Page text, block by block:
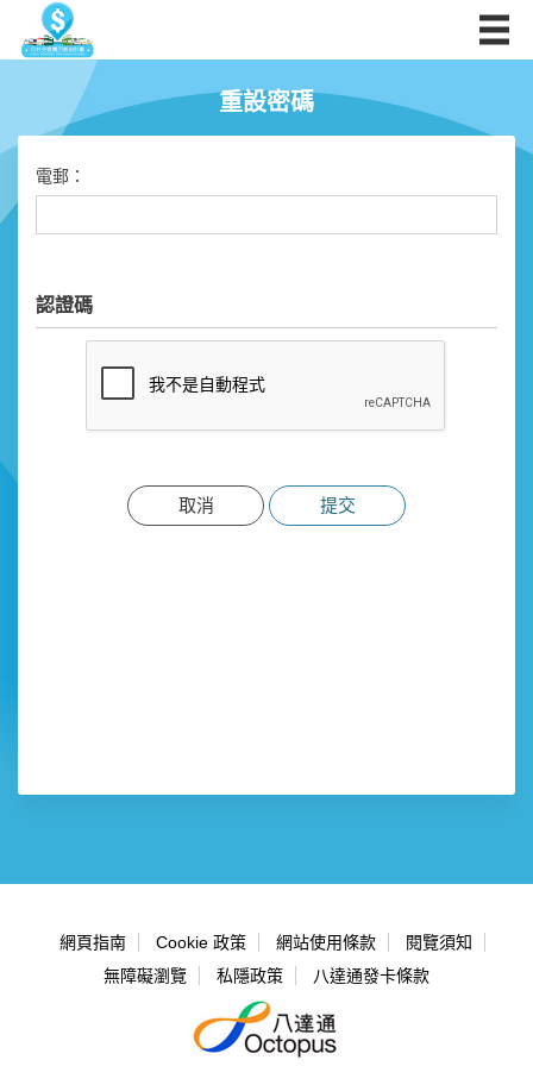
重設密碼
電郵：
認證碼
取消
網頁指南 Cookie 政策 網站使用條款
閱覽須知
無障礙瀏覽
私隱政策 八達通發卡條款